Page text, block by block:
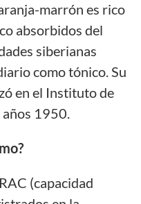
marrón es rico
absorbidos del
siberianas
como tónico. Su
en el Instituto de
años 1950.
(capacidad